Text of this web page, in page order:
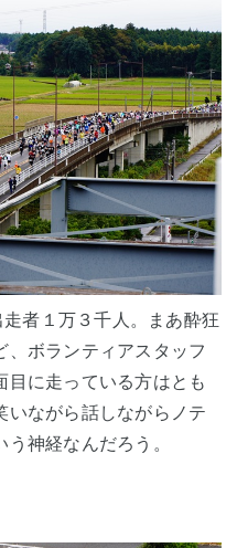
走者１万３千人。まあ酔狂
、ボランティアスタッフ
に走っている方はとも
いながら話しながらノテ
神経なんだろう。